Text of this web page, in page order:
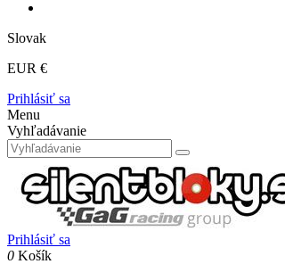
Slovak
EUR €
Prihlásiť sa
Menu
Vyhľadávanie
Prihlásiť sa
0 Košík